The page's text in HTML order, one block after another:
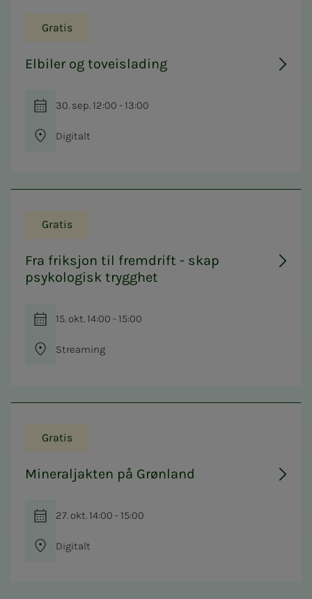
Gratis
Elbiler og toveislading
30. sep. 12:00 - 13:00
Digitalt
Gratis
Fra friksjon til fremdrift - skap
psykologisk trygghet
15. okt. 14:00 - 15:00
Streaming
Gratis
Mineraljakten på Grønland
27. okt. 14:00 - 15:00
Digitalt